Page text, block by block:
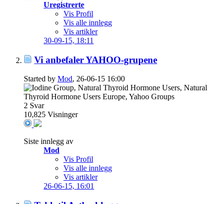
Uregistrerte
Vis Profil
Vis alle innlegg
Vis artikler
30-09-15, 18:11
Vi anbefaler YAHOO-grupene
Started by Mod, 26-06-15 16:00
2 Svar
10,825 Visninger
Siste innlegg av
Mod
Vis Profil
Vis alle innlegg
Vis artikler
26-06-15, 16:01